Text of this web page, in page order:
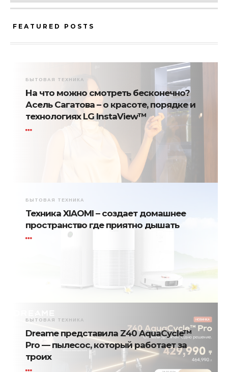
FEATURED POSTS
БЫТОВАЯ ТЕХНИКА
На что можно смотреть бесконечно?
Асель Сагатова – о красоте, порядке и
технологиях LG InstaView™
БЫТОВАЯ ТЕХНИКА
Техника XIAOMI – создает домашнее
пространство где приятно дышать
БЫТОВАЯ ТЕХНИКА
Dreame представила Z40 AquaCycle™
Pro — пылесос, который работает за
троих